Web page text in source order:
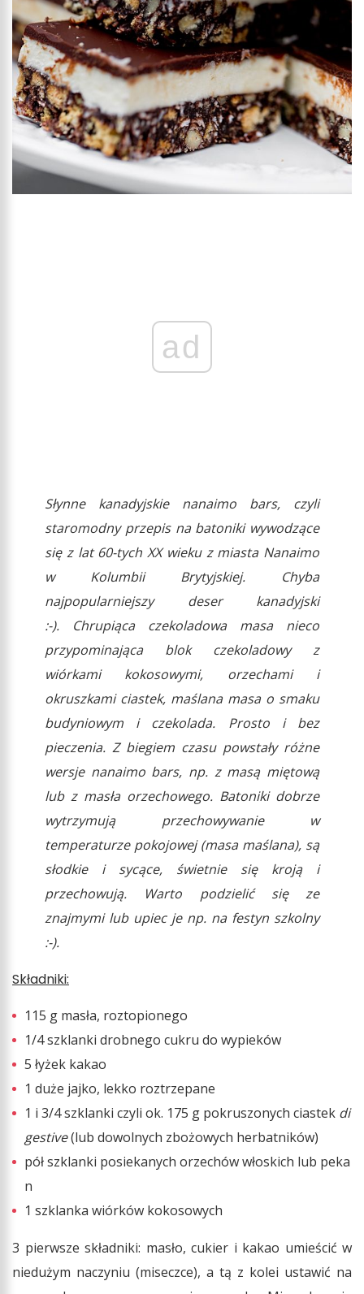
ad
Słynne kanadyjskie nanaimo bars, czyli
staromodny przepis na batoniki wywodzące
się z lat 60-tych XX wieku z miasta Nanaimo
w Kolumbii Brytyjskiej. Chyba
najpopularniejszy deser kanadyjski
:-). Chrupiąca czekoladowa masa nieco
przypominająca blok czekoladowy z
wiórkami kokosowymi, orzechami i
okruszkami ciastek, maślana masa o smaku
budyniowym i czekolada. Prosto i bez
pieczenia. Z biegiem czasu powstały różne
wersje nanaimo bars, np. z masą miętową
lub z masła orzechowego. Batoniki dobrze
wytrzymują przechowywanie w
temperaturze pokojowej (masa maślana), są
słodkie i sycące, świetnie się kroją i
przechowują. Warto podzielić się ze
znajmymi lub upiec je np. na festyn szkolny
:-).
Składniki:
115 g masła, roztopionego
1/4 szklanki drobnego cukru do wypieków
5 łyżek kakao
1 duże jajko, lekko roztrzepane
1 i 3/4 szklanki czyli ok. 175 g pokruszonych ciastek di
gestive(lub dowolnych zbożowych herbatników)
pół szklanki posiekanych orzechów włoskich lub peka
n
1 szklanka wiórków kokosowych
3 pierwsze składniki: masło, cukier i kakao umieścić w
niedużym naczyniu (miseczce), a tą z kolei ustawić na